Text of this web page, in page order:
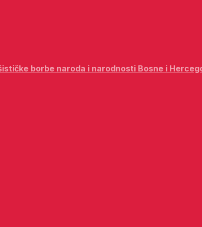
borbe naroda i narodnosti Bosne i